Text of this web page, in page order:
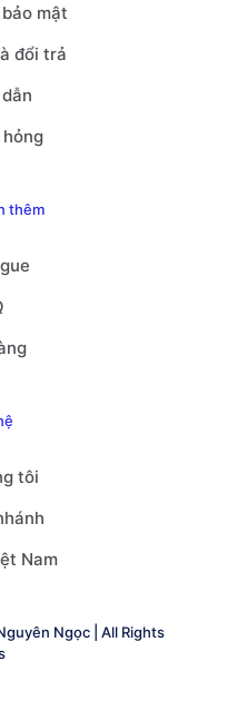
mật
đổi trả
thêm
tôi
Nam
Ngọc | All Rights